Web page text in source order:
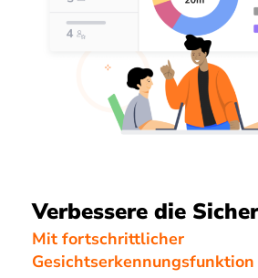
Verbessere die
Mit fortschrittlicher
Gesichtserkennungsfunktion